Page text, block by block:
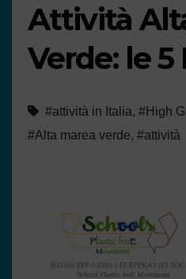
Attività
Verde: le 5
#attività in Italia, #High
#Alta marea verde, #attività